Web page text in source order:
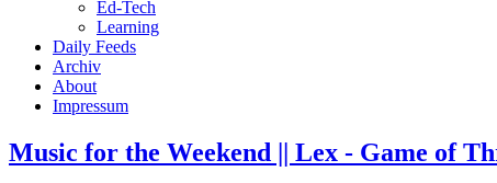
Ed-Tech
Learning
Daily Feeds
Archiv
About
Impressum
Music for the Weekend || Lex - Game of